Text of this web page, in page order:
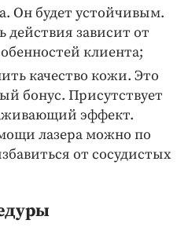
Он будет устойчивым.
зависит от
клиента;
качество кожи. Это
бонус. Присутствует
эффект.
лазера можно по
от сосудистых